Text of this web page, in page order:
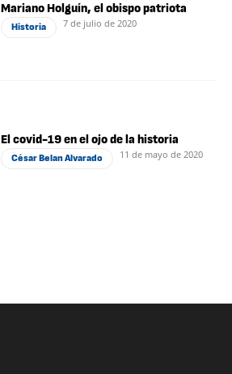
Mariano Holguín, el obispo patriota
Historia 7 de julio de 2020
El covid-19 en el ojo de la historia
César Belan Alvarado 11 de mayo de 2020